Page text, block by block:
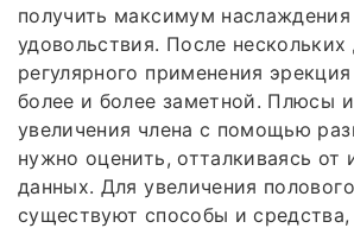
получить максимум
удовольствия. После нескольких
регулярного применения
более и более заметной. Плюсы
увеличения члена с помощью
нужно оценить, отталкиваясь от
данных. Для увеличения
существуют способы и